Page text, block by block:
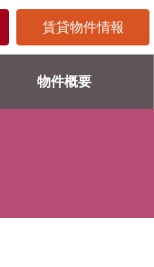
賃貸物件情報
物件概要